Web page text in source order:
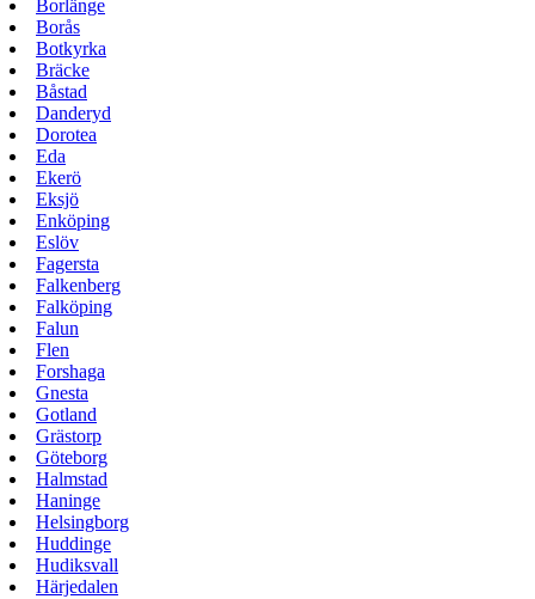
Borlänge
Borås
Botkyrka
Bräcke
Båstad
Danderyd
Dorotea
Eda
Ekerö
Eksjö
Enköping
Eslöv
Fagersta
Falkenberg
Falköping
Falun
Flen
Forshaga
Gnesta
Gotland
Grästorp
Göteborg
Halmstad
Haninge
Helsingborg
Huddinge
Hudiksvall
Härjedalen